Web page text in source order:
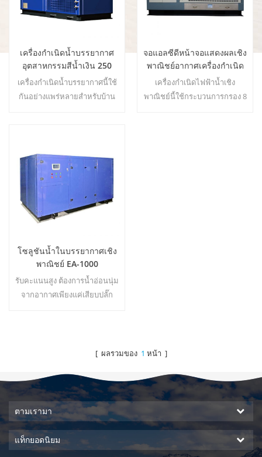
เครื่องกำเนิดน้ำบรรยากาศ
อุตสาหกรรมสีน้ำเงิน 250
ลิตร / วัน
เครื่องกำเนิดน้ำบรรยากาศนี้ใช้
กันอย่างแพร่หลายสำหรับบ้าน
เย็นบริสุทธิ์ หน้าจอแสดงผล
LCD22
จอแอลซีดีหน้าจอแสดงผลเชิง
พาณิชย์อากาศเครื่องกำเนิด
น้ำ ea-500
เครื่องกำเนิดไฟฟ้าน้ำเชิง
พาณิชย์นี้ใช้กระบวนการกรอง 8
โซลูชันน้ำในบรรยากาศเชิง
พาณิชย์ EA-1000
รับคะแนนสูง ต้องการน้ำอ่อนนุ่ม
จากอากาศเพียงแค่เสียบปลั๊ก
ดื่มน้ำที่ปลอดภัยและอุดม[ ผลรวมของ 1 หน้า ]
ตามเรามา
แท็กยอดนิยม